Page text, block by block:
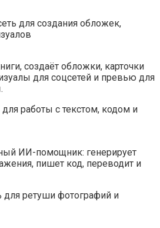
создаёт обложки, карточки
для соцсетей и превью для
ИИ-помощник: генерирует
пишет код, переводит и